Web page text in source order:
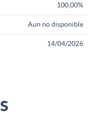
100,00%
Aun no disponible
14/04/2026